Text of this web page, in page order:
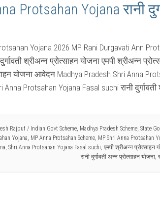
Protsahan Yojana रानी
Yojana 2026 MP Rani Durgavati Ann
श्रीअन्न प्रोत्साहन योजना एमपी श्रीअन्न
योजना आवेदन Madhya Pradesh Shri Anna
Anna Protsahan Yojana Fasal suchi रानी
Rajput / Indian Govt Scheme, Madhya Pradesh Scheme, State
Yojana, MP Anna Protsahan Scheme, MP Shri Anna Protsahan
, Shri Anna Protsahan Yojana Fasal suchi, एमपी श्रीअन्न प्रोत्साहन
रानी दुर्गावती अन्न प्रोत्साहन योजना,